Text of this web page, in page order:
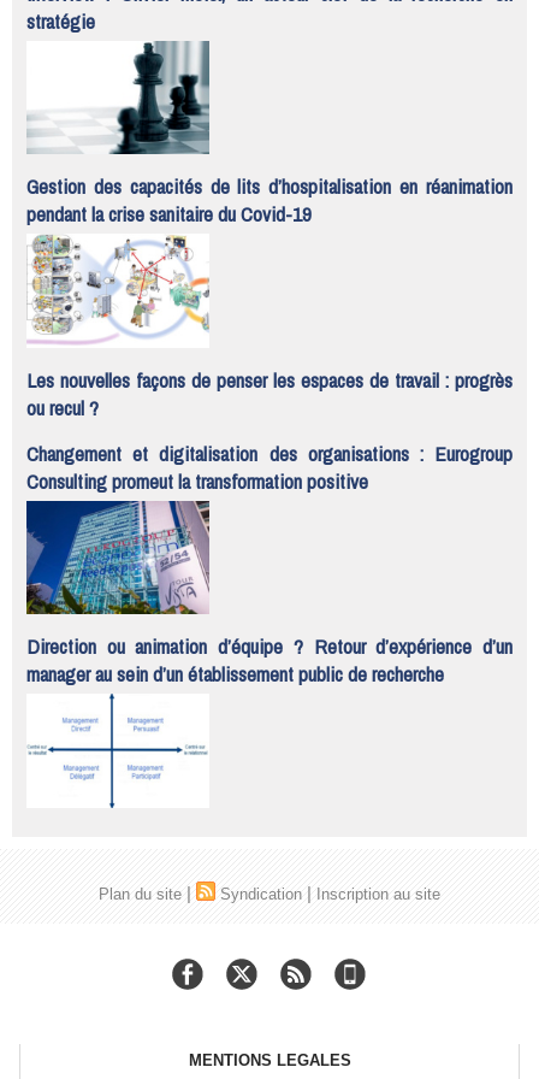
stratégie
Gestion des capacités de lits d’hospitalisation en réanimation
pendant la crise sanitaire du Covid-19
Les nouvelles façons de penser les espaces de travail : progrès
ou recul ?
Changement et digitalisation des organisations : Eurogroup
Consulting promeut la transformation positive
Direction ou animation d’équipe ? Retour d’expérience d’un
manager au sein d’un établissement public de recherche
Plan du site | Syndication | Inscription au site
MENTIONS LEGALES